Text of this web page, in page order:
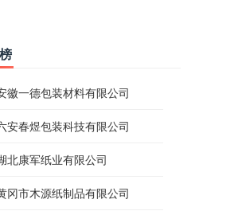
徽一德包装材料有限公司
安春煜包装科技有限公司
北康军纸业有限公司
冈市木源纸制品有限公司